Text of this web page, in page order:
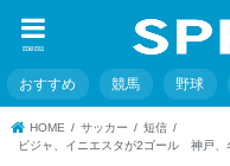
menu
おすすめ 競馬 野球
HOME サッカー
短信
ビジャ、イニエスタが2ゴール 神戸、